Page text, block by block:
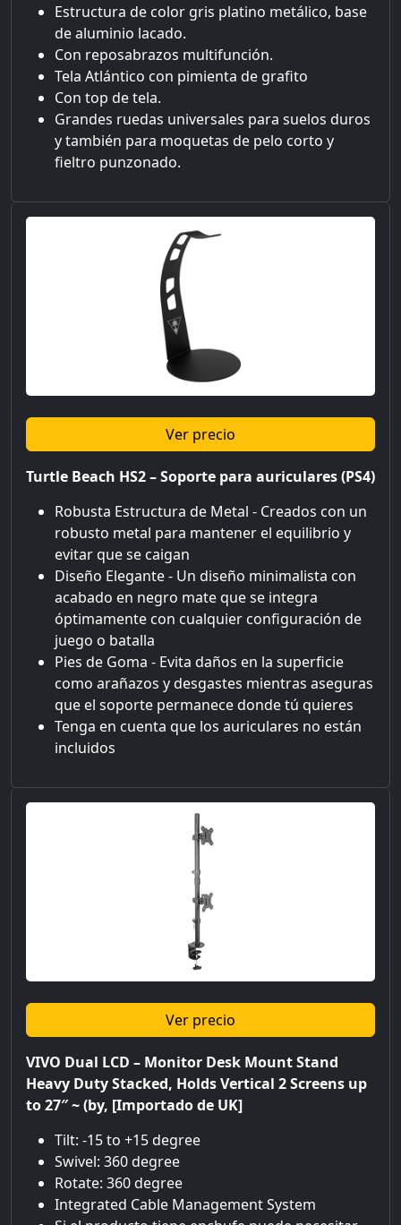
Estructura de color gris platino metálico, base
de aluminio lacado.
Con reposabrazos multifunción.
Tela Atlántico con pimienta de grafito
Con top de tela.
Grandes ruedas universales para suelos duros
y también para moquetas de pelo corto y
fieltro punzonado.
Ver precio
Turtle Beach HS2 – Soporte para auriculares (PS4)
Robusta Estructura de Metal - Creados con un
robusto metal para mantener el equilibrio y
evitar que se caigan
Diseño Elegante - Un diseño minimalista con
acabado en negro mate que se integra
óptimamente con cualquier configuración de
juego o batalla
Pies de Goma - Evita daños en la superficie
como arañazos y desgastes mientras aseguras
que el soporte permanece donde tú quieres
Tenga en cuenta que los auriculares no están
incluidos
Ver precio
VIVO Dual LCD – Monitor Desk Mount Stand
Heavy Duty Stacked, Holds Vertical 2 Screens up
to 27″ ~ (by, [Importado de UK]
Tilt: -15 to +15 degree
Swivel: 360 degree
Rotate: 360 degree
Integrated Cable Management System